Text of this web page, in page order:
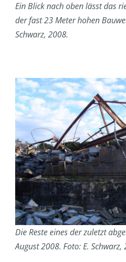
Ein Blick nach oben lässt das
der fast 23 Meter hohen
Schwarz, 2008.
Die Reste eines der zuletzt
August 2008. Foto: E. Schwarz,